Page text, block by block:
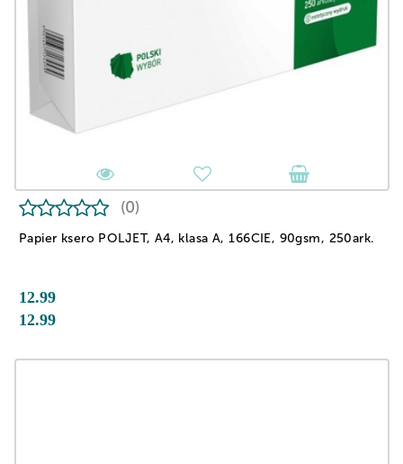
Papier ksero POLJET, A4, klasa A, 166CIE, 90gsm, 250ark.
(0)
12.99
12.99